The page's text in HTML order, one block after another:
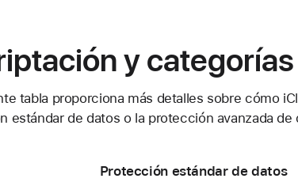
y
tabla proporciona más detalles sobre cómo
estándar de datos o la protección avanzada de
Protección estándar de datos